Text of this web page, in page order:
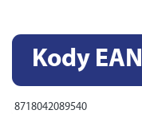
Kody EAN
8718042089540